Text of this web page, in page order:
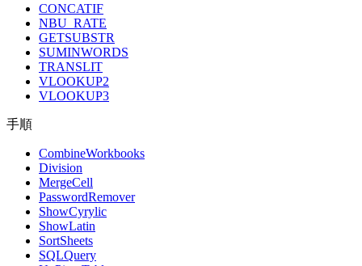
CONCATIF
NBU_RATE
GETSUBSTR
SUMINWORDS
TRANSLIT
VLOOKUP2
VLOOKUP3
手順
CombineWorkbooks
Division
MergeCell
PasswordRemover
ShowCyrylic
ShowLatin
SortSheets
SQLQuery